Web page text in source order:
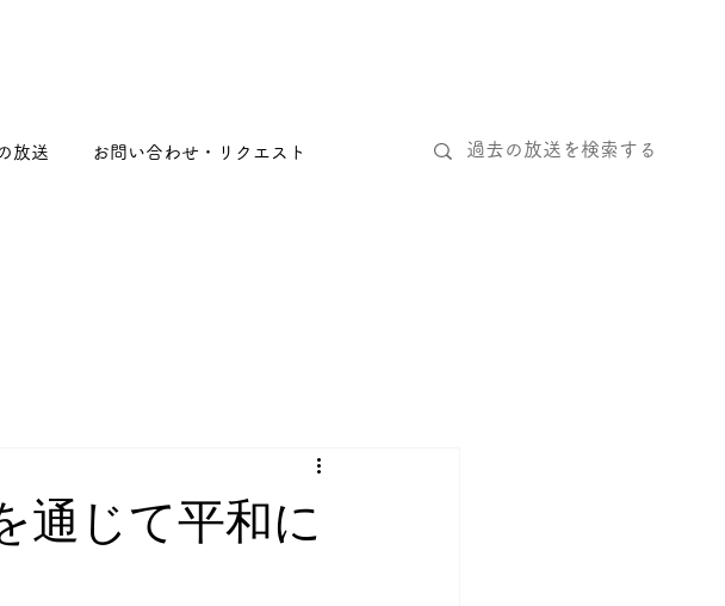
放送 お問い合わせ・リクエスト
通じて平和に